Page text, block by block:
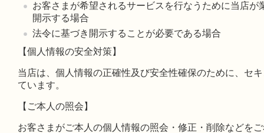
お客さまが希望されるサービスを行なうために当店が
開示する場合
法令に基づき開示することが必要である場合
【個人情報の安全対策】
当店は、個人情報の正確性及び安全性確保のために、セ
ています。
【ご本人の照会】
お客さまがご本人の個人情報の照会・修正・削除などを